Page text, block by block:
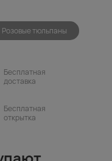
Розовые тюльпаны
Бесплатная
доставка
Бесплатная
открытка